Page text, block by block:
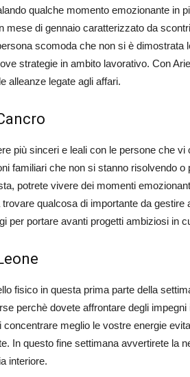
qualche momento emozionante in
mese di gennaio caratterizzato da
scomoda che non si è dimostrata
strategie in ambito lavorativo. Con
alleanze legate agli affari.
più sinceri e leali con le persone che vi
familiari che non si stanno risolvendo o
potrete vivere dei momenti
qualcosa di importante da gestire
per portare avanti progetti ambiziosi in
fisico in questa prima parte della
perchè dovete affrontare degli
meglio le vostre energie
In questo fine settimana avvertirete la
interiore.